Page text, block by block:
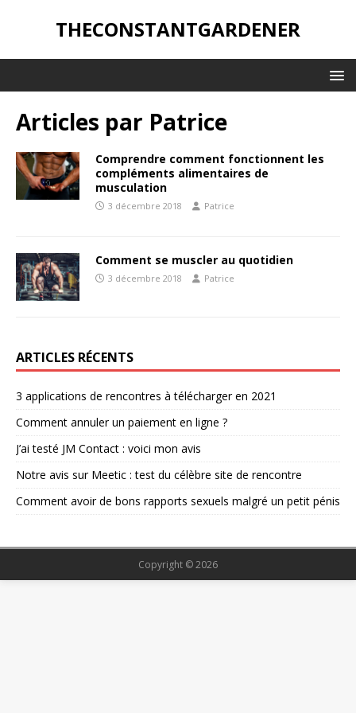
THECONSTANTGARDENER
Articles par Patrice
Comprendre comment fonctionnent les
compléments alimentaires de
musculation
3 décembre 2018 Patrice
Comment se muscler au quotidien
3 décembre 2018 Patrice
ARTICLES RÉCENTS
3 applications de rencontres à télécharger en 2021
Comment annuler un paiement en ligne ?
J’ai testé JM Contact : voici mon avis
Notre avis sur Meetic : test du célèbre site de rencontre
Comment avoir de bons rapports sexuels malgré un petit pénis
Copyright © 2026